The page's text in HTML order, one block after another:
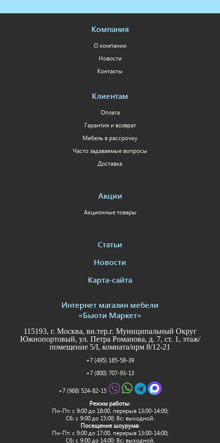
Компания
О компании
Новости
Контакты
Клиентам
Оплата
Гарантия и возврат
Мебель в рассрочку
Часто задаваемые вопросы
Доставка
Акции
Акционные товары
Статьи
Новости
Карта-сайта
Интернет магазин мебели
«Бьюти Маркет»
115193, г. Москва, вн.тер.г. Муниципальный Округ
Южнопортовый, ул. Петра Романова, д. 7, ст. 1, этаж/
помещение 5/I, комната/нрм 8/12-21
+7 (495) 185-58-39
+7 (800) 707-93-13
+7 (968) 524-82-15
Режим работы:
Пн-Пт: c 9:00 до 18:00, перерыв 13:00-14:00;
Сб: с 9:00 до 15:00; Вс: выходной.
Посещение шоурума:
Пн-Пт: c 9:00 до 17:00, перерыв 13:00-14:00;
Сб: с 9:00 до 14:00; Вс: выходной.